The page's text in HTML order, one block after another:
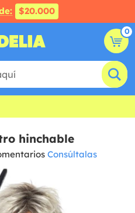
$20.000
0
hinchable
Consúltalas